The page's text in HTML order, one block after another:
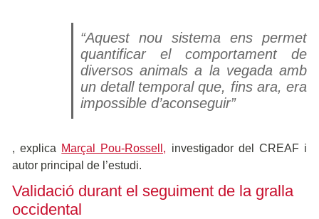
“Aquest nou sistema ens permet
quantificar el comportament de
diversos animals a la vegada amb
un detall temporal que, fins ara, era
impossible d’aconseguir”
, explica Marçal Pou-Rossell, investigador del CREAF i
autor principal de l’estudi.
Validació durant el seguiment de la gralla
occidental